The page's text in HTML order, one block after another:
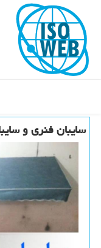
سایبان فنری و